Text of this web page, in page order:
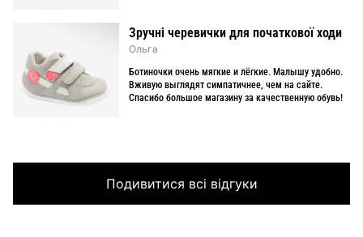
Зручні черевички для початкової ходи
Ольга
Ботиночки очень мягкие и лёгкие. Малышу удобно.
Вживую выглядят симпатичнее, чем на сайте.
Спасибо большое магазину за качественную обувь!
Подивитися всі відгуки